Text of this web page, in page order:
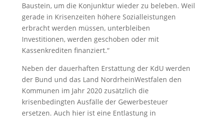
Baustein, um die Konjunktur wieder zu beleben. Weil
gerade in Krisenzeiten höhere Sozialleistungen
erbracht werden müssen, unterbleiben
Investitionen, werden geschoben oder mit
Kassenkrediten finanziert.“
Neben der dauerhaften Erstattung der KdU werden
der Bund und das Land NordrheinWestfalen den
Kommunen im Jahr 2020 zusätzlich die
krisenbedingten Ausfälle der Gewerbesteuer
ersetzen. Auch hier ist eine Entlastung in